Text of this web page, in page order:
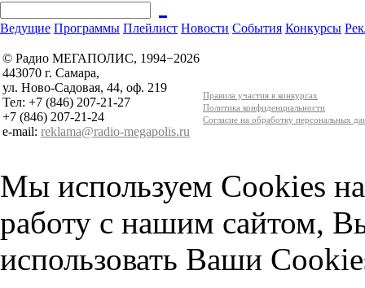
Ведущие Программы Плейлист Новости События Конкурсы
© Радио МЕГАПОЛИС, 1994−2026
443070 г. Самара,
ул. Ново-Садовая, 44, оф. 219
Тел: +7 (846) 207-21-27
+7 (846) 207-21-24
e-mail: reklama@radio-megapolis.ru
Правила участия в конкурсах
Политика конфиденциальности
Согласие на обработку персональных
Мы используем Cookies
работу с нашим сайтом,
использовать Ваши